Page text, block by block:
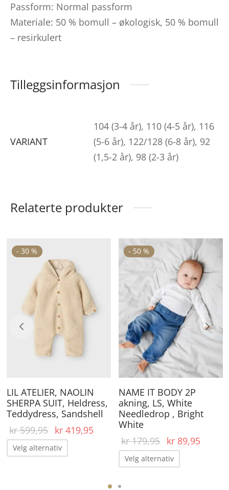
Passform: Normal passform
Materiale: 50 % bomull – økologisk, 50 % bomull
– resirkulert
Tilleggsinformasjon
VARIANT
104 (3-4 år), 110 (4-5 år), 116
(5-6 år), 122/128 (6-8 år), 92
(1,5-2 år), 98 (2-3 år)
Relaterte produkter
- 30 %
Dette
varianter.
Alternativene
kan
velges
produktsiden
LIL ATELIER, NAOLIN
SHERPA SUIT, Heldress,
Teddydress, Sandshell
kr599,95
Opprinnelig
pris var:
kr 599,95.
kr419,95 Nåværende
pris er:
kr 419,95.
Velg alternativ
Dette
produktet
- 50 %
på
NAME IT BODY 2P
akning, LS, White
Needledrop , Bright
White
kr179,95
Opprinnelig
pris var:
kr 179,95.
kr89,95
Velg alternativ
Dette
produktet